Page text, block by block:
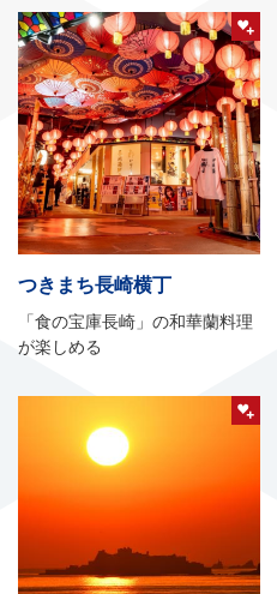
つきまち長崎横丁
「食の宝庫長崎」の和華蘭料理
が楽しめる